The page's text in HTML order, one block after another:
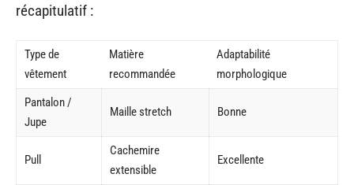
récapitulatif :
Type de
vêtement
Matière
recommandée
Adaptabilité
morphologique
Pantalon /
Jupe
Maille stretch Bonne
Pull
Cachemire
extensible
Excellente